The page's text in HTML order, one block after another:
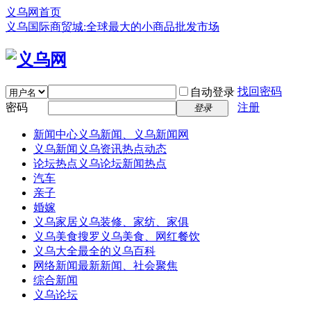
义乌网首页
义乌国际商贸城:全球最大的小商品批发市场
自动登录 找回密码
密码
登录 注册
新闻中心义乌新闻、义乌新闻网
义乌新闻 义乌资讯热点动态
论坛热点 义乌论坛新闻热点
汽车
亲子
婚嫁
义乌家居义乌装修、家纺、家俱
义乌美食搜罗义乌美食、网红餐饮
义乌大全最全的义乌百科
网络新闻最新新闻、社会聚焦
综合新闻
义乌论坛